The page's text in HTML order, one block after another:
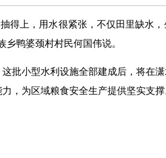
得上，用水很紧张，不仅田里缺水
鸭婆颈村村民何国伟说。
批小型水利设施全部建成后，将在
，为区域粮食安全生产提供坚实支撑